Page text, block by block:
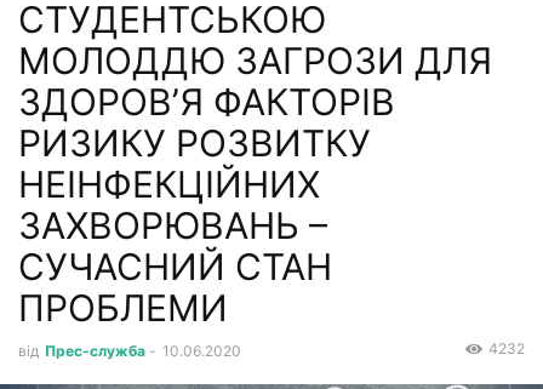
СТУДЕНТСЬКОЮ
МОЛОДДЮ ЗАГРОЗИ ДЛЯ
ЗДОРОВ’Я ФАКТОРІВ
РИЗИКУ РОЗВИТКУ
НЕІНФЕКЦІЙНИХ
ЗАХВОРЮВАНЬ –
СУЧАСНИЙ СТАН
ПРОБЛЕМИ
від Прес-служба - 10.06.2020 4232